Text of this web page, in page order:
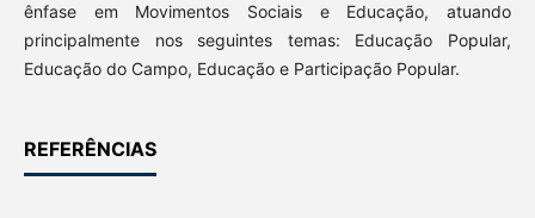
ênfase em Movimentos Sociais e Educação, atuando
principalmente nos seguintes temas: Educação Popular,
Educação do Campo, Educação e Participação Popular.
REFERÊNCIAS